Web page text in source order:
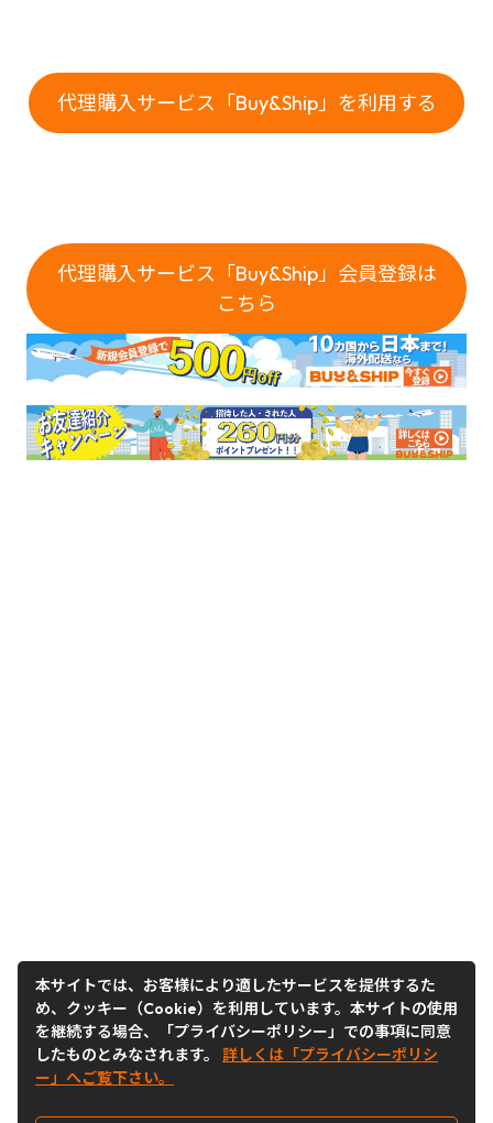
代理購入サービス「Buy&Ship」を利用する
代理購入サービス「Buy&Ship」会員登録は
こちら
本サイトでは、お客様により適したサービスを提供するた
め、クッキー（Cookie）を利用しています。本サイトの使用
を継続する場合、「プライバシーポリシー」での事項に同意
したものとみなされます。 詳しくは「プライバシーポリシ
ー」へご覧下さい。